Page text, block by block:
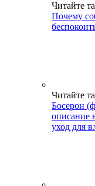
Читайте
Почему
Читайте
Босерон
описание
уход для